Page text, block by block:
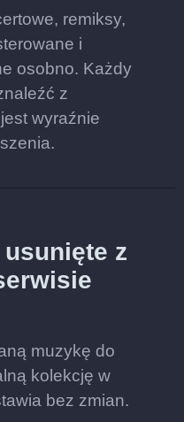
remiksy,
i
osobno. Każdy
z
wyraźnie
z
muzykę do
kolekcję w
bez zmian.